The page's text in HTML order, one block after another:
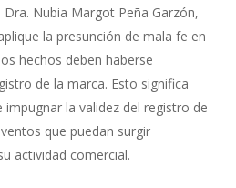
Nubia Margot Peña Garzón,
la presunción de mala fe en
hechos deben haberse
de la marca. Esto significa
la validez del registro de
que puedan surgir
actividad comercial.